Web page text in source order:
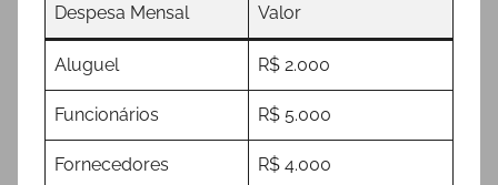
Despesa Mensal Valor
Aluguel R$ 2.000
Funcionários R$ 5.000
Fornecedores R$ 4.000